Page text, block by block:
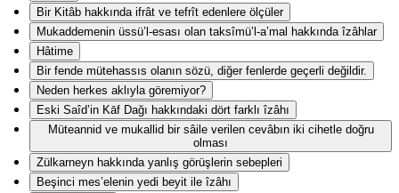
Bir Kitâb hakkında ifrât ve tefrît edenlere ölçüler
Mukaddemenin üssü’l-esası olan taksîmü’l-a’mal hakkında îzâhlar
Hâtime
Bir fende mütehassıs olanın sözü, diğer fenlerde geçerli değildir.
Neden herkes aklıyla göremiyor?
Eski Saîd’in Kāf Dağı hakkındaki dört farklı îzâhı
Müteannid ve mukallid bir sâile verilen cevâbın iki cihetle doğru
olması
Zülkarneyn hakkında yanlış görüşlerin sebepleri
Beşinci mes’elenin yedi beyit ile îzâhı